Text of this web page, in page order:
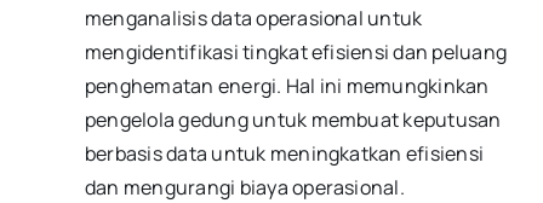
menganalisis data operasional untuk
mengidentifikasi tingkat efisiensi dan peluang
penghematan energi. Hal ini memungkinkan
pengelola gedung untuk membuat keputusan
berbasis data untuk meningkatkan efisiensi
dan mengurangi biaya operasional.